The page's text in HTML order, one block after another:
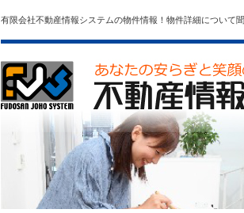
有限会社不動産情報システムの物件情報！物件詳細について